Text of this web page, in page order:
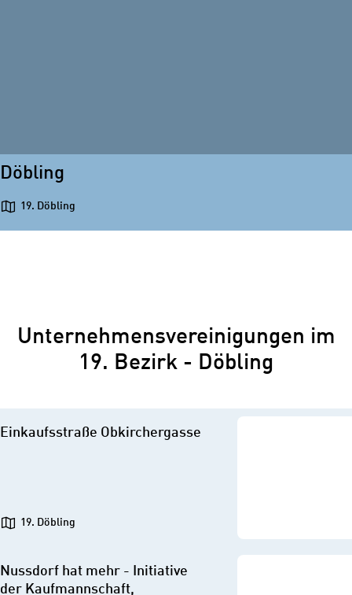
Döbling
19. Döbling
Unternehmensvereinigungen im
19. Bezirk - Döbling
Einkaufsstraße Obkirchergasse
19. Döbling
Nussdorf hat mehr - Initiative
der Kaufmannschaft,